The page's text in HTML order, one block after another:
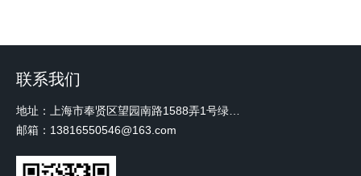
联系我们
邮箱：13816550546@163.com